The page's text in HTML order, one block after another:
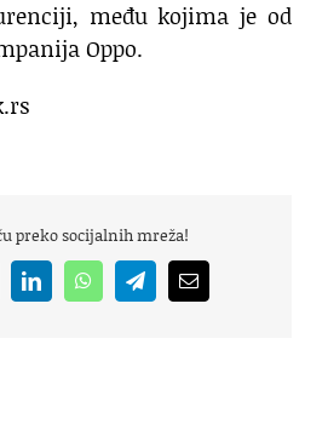
među kojima je od
Oppo.
preko socijalnih mreža!
LinkedInWhatsAppTelegramEmail